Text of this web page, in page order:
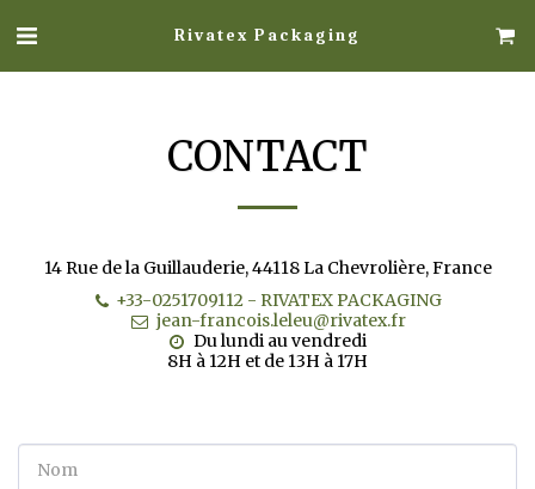
Rivatex Packaging
CONTACT
14 Rue de la Guillauderie, 44118 La Chevrolière, France
+33-0251709112 - RIVATEX PACKAGING
jean-francois.leleu@rivatex.fr
Du lundi au vendredi
8H à 12H et de 13H à 17H